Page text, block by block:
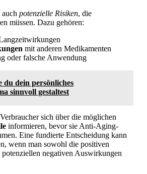
potenzielle Risiken, die
müssen. Dazu gehören:
mit anderen Medikamenten
oder falsche Anwendung
du dein persönliches
sinnvoll gestaltest
sich über die möglichen
informieren, bevor sie Anti-Aging-
Eine fundierte Entscheidung kann
wenn man sowohl die positiven
negativen Auswirkungen